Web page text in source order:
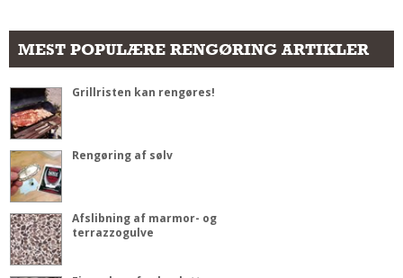
MEST POPULÆRE RENGØRING ARTIKLER
Grillristen kan rengøres!
Rengøring af sølv
Afslibning af marmor- og
terrazzogulve